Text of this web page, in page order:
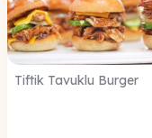
Tiftik Tavuklu Burger